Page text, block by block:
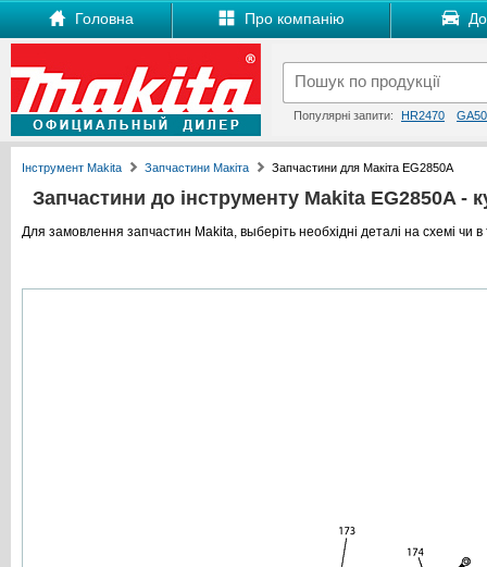
Головна Про компанію
Популярні запити: HR2470
Інструмент Makita Запчастини Макіта Запчастини для Макіта EG2850A
Запчастини до інструменту Makita EG2850A -
Для замовлення запчастин Makita, выберіть необхідні деталі на схемі чи в